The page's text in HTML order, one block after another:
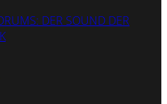
DER SOUND DER